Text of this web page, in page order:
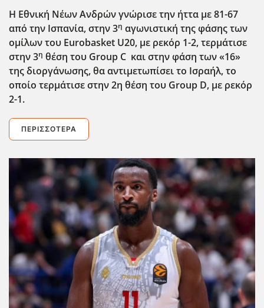
Η Εθνική Νέων Ανδρών γνώρισε την ήττα με 81-67
από την Ισπανία, στην 3η αγωνιστική της φάσης των
ομίλων του Eurobasket U20, με ρεκόρ 1-2, τερμάτισε
στην 3η θέση του Group C και στην φάση των «16»
της διοργάνωσης, θα αντιμετωπίσει το Ισραήλ, το
οποίο τερμάτισε στην 2η θέση του Group D, με ρεκόρ
2-1.
ΠΕΡΙΣΣΌΤΕΡΑ